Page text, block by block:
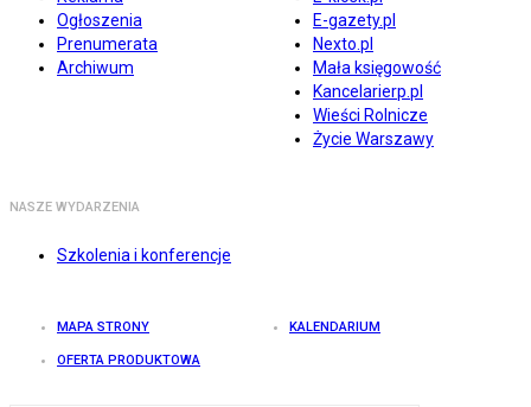
Ogłoszenia
Prenumerata
Archiwum
E-gazety.pl
Nexto.pl
Mała księgowość
Kancelarierp.pl
Wieści Rolnicze
Życie Warszawy
NASZE WYDARZENIA
Szkolenia i konferencje
MAPA STRONY KALENDARIUM
OFERTA PRODUKTOWA